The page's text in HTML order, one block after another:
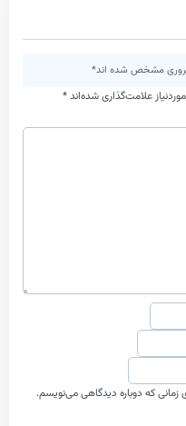
اند*
شده‌اند*
دیدگاهی می‌نویسم.